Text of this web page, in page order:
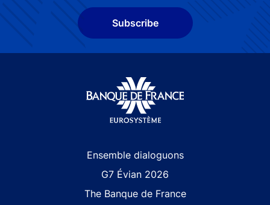
Subscribe
Ensemble dialoguons
G7 Évian 2026
The Banque de France